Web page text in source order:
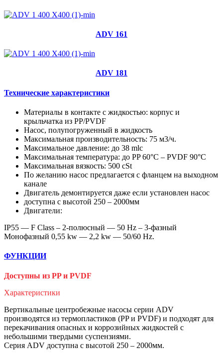
ADV 161
ADV 181
Технические характеристики
Материалы в контакте с жидкостью: корпус и
крыльчатка из PP/PVDF
Насос, полупогруженный в жидкость
Максимальная производительность: 75 м3/ч.
Максимальное давление: до 38 mlc
Максимальная температура: до PP 60°C – PVDF 90°C
Максимальная вязкость: 500 cSt
По желанию насос предлагается с фланцем на выходном
канале
Двигатель демонтируется даже если установлен насос
доступна с высотой 250 – 2000мм
Двигатели:
IP55 — F Class – 2-полюсный — 50 Hz – 3-фазный
Монофазный 0,55 kw — 2,2 kw — 50/60 Hz.
ФУНКЦИИ
Доступны из PP и PVDF
Характеристики
Вертикальные центробежные насосы серии ADV
производятся из термопластиков (PP и PVDF) и подходят для
перекачивания опасных и коррозийных жидкостей с
небольшими твердыми суспензиями.
Серия ADV доступна с высотой 250 – 2000мм.